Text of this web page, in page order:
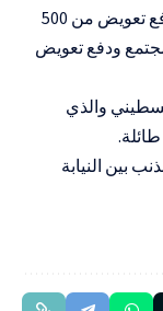
ضحية، وثالث حكم عليه بالسجن 16 شهرًا ودفع تعويض من 500
في خدمة المجتمع ودفع تعويض
والذي
بين النيابة